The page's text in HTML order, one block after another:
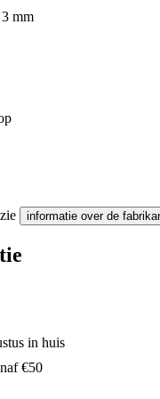
3 mm
informatie over de
in huis
€50